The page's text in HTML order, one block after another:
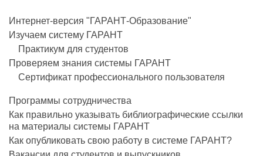
Интернет-версия "ГАРАНТ-Образование"
Изучаем систему ГАРАНТ
Практикум для студентов
Проверяем знания системы ГАРАНТ
Сертификат профессионального пользователя
Программы сотрудничества
Как правильно указывать библиографические ссылки
на материалы системы ГАРАНТ
Как опубликовать свою работу в системе ГАРАНТ?